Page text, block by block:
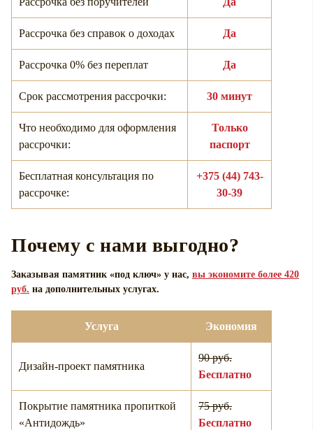
Рассрочка без справок о доходах Да
Рассрочка 0% без переплат Да
Срок рассмотрения рассрочки: 30 минут
Что необходимо для оформления
рассрочки:
Только
паспорт
Бесплатная консультация по
рассрочке:
+375 (44) 743-
30-39
Почему с нами выгодно?
Заказывая памятник «под ключ» у нас, вы экономите более 420
руб. на дополнительных услугах.
Услуга Экономия
Дизайн-проект памятника
90 руб.
Бесплатно
Покрытие памятника пропиткой
«Антидождь»
75 руб.
Бесплатно